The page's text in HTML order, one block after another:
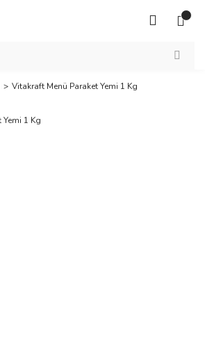
Vitakraft Menü Paraket Yemi 1 Kg